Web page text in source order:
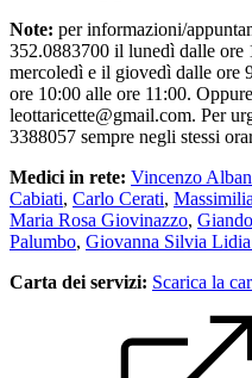
Note: per informazioni/
352.0883700 il lunedì dalle ore
mercoledì e il giovedì dalle ore
ore 10:00 alle ore 11:00.
leottaricette@gmail.com. Per
3388057 sempre negli stessi
Medici in rete: Vincenzo
Cabiati, Carlo Cerati,
Maria Rosa Giovinazzo,
Palumbo, Giovanna Silvia
Carta dei servizi: Scarica la